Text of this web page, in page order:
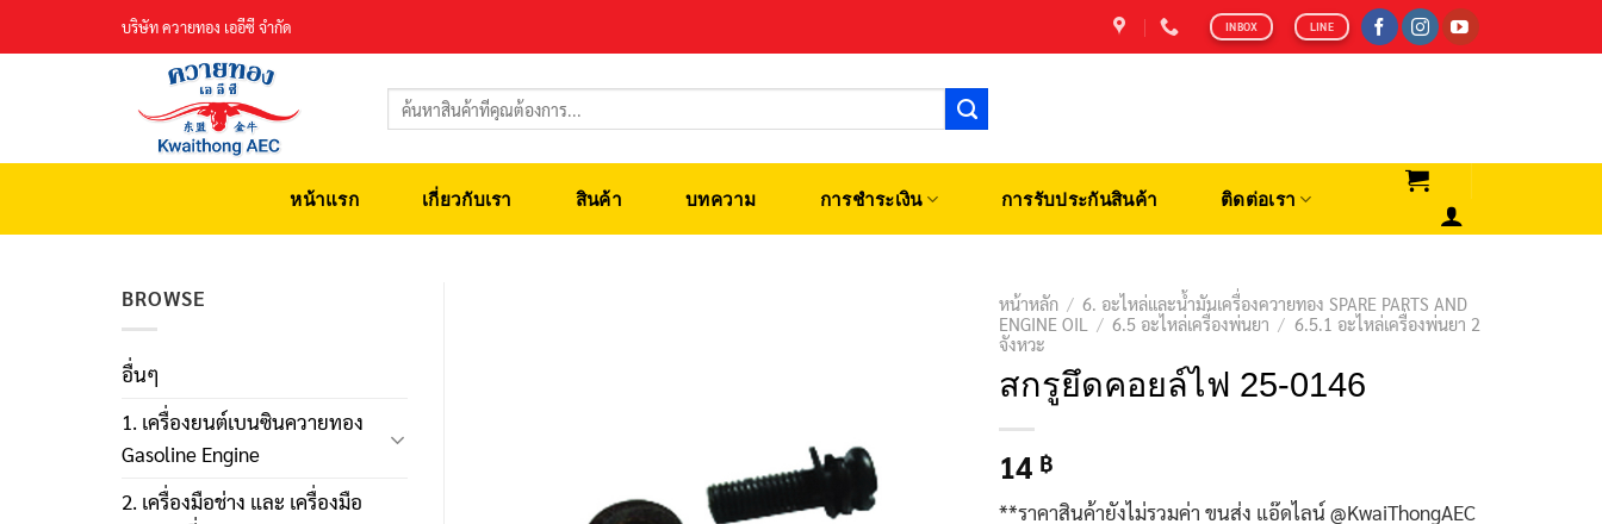
บริษัท ควายทอง เออีซี จำกัด INBOX LINE
ค้นหา:
หน้าแรก เกี่ยวกับเรา สินค้า บทความ การชำระเงิน การรับประกันสินค้า ติดต่อเรา
BROWSE
อื่นๆ
1. เครื่องยนต์เบนซินควายทอง
Gasoline Engine
2. เครื่องมือช่าง และ เครื่องมือ
หน้าหลัก / 6. อะไหล่และน้ำมันเครื่องควายทอง SPARE PARTS AND
ENGINE OIL
/ 6.5 อะไหล่เครื่องพ่นยา / 6.5.1 อะไหล่เครื่องพ่นยา 2
จังหวะ
สกรูยึดคอยล์ไฟ 25-0146
14 ฿
**ราคาสินค้ายังไม่รวมค่า ขนส่ง แอ๊ดไลน์ @KwaiThongAEC